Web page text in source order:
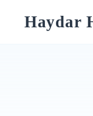
Haydar